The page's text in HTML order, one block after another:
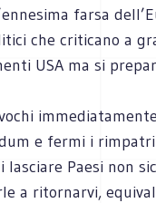
farsa
che criticano a
USA ma si
e fermi i
lasciare Paesi non
a ritornarvi,